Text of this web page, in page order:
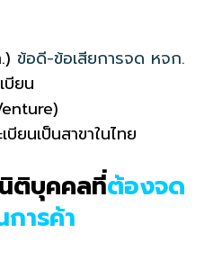
ข้อดี-ข้อเสียการจด หจก.
บียน
ยนเป็นสาขาในไทย
ติบุคคลที่ต้องจด
การค้า